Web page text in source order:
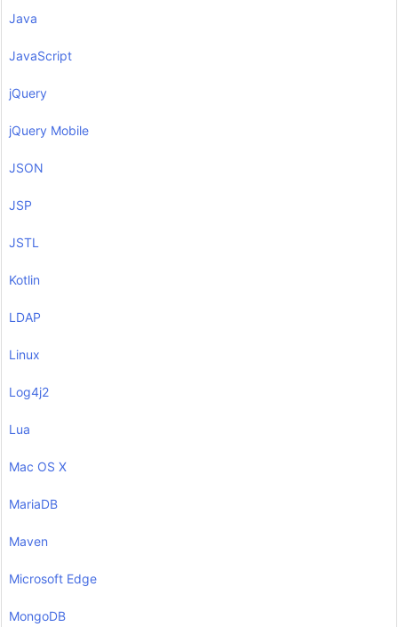
Java
JavaScript
jQuery
jQuery Mobile
JSON
JSP
JSTL
Kotlin
LDAP
Linux
Log4j2
Lua
Mac OS X
MariaDB
Maven
Microsoft Edge
MongoDB